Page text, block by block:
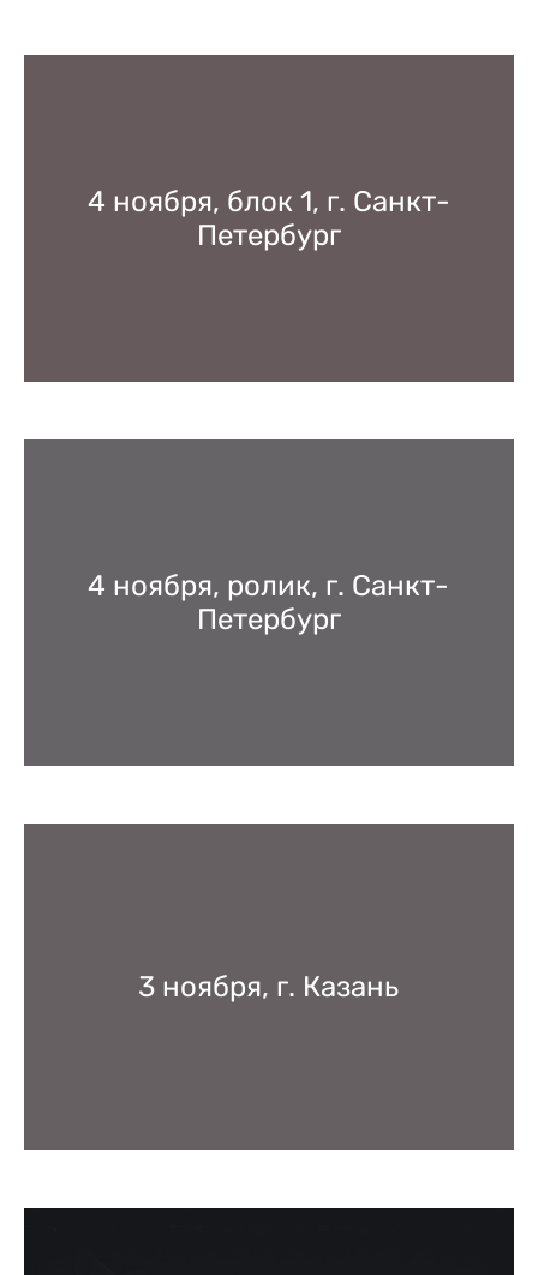
4 ноября, блок 1, г. Санкт-
Петербург
4 ноября, ролик, г. Санкт-
Петербург
3 ноября, г. Казань